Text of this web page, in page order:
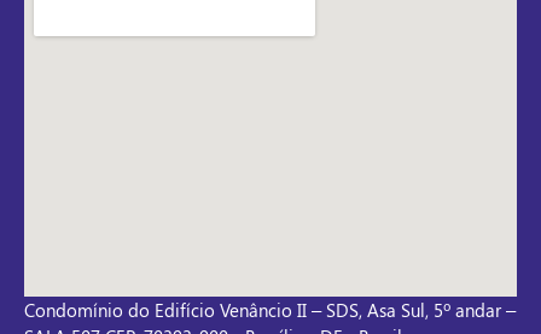
Condomínio do Edifício Venâncio II – SDS, Asa Sul, 5º andar –